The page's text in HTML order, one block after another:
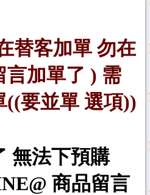
替客加單 勿在
言加單了 ) 需
((要並單 選項))
無法下預購
商品留言